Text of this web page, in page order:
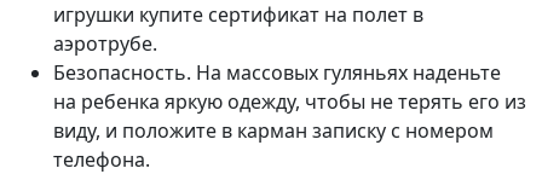
игрушки купите сертификат на полет в
аэротрубе.
Безопасность. На массовых гуляньях наденьте
на ребенка яркую одежду, чтобы не терять его из
виду, и положите в карман записку с номером
телефона.